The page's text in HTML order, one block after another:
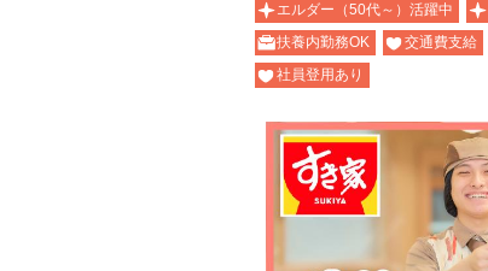
エルダー（50代～）活躍中
扶養内勤務OK
交通費支給
社員登用あり